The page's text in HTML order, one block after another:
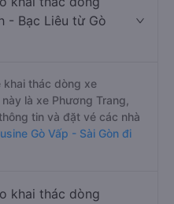
- Bạc Liêu từ Gò
khai thác dòng xe
là xe Phương Trang,
tin và đặt vé các nhà
Gò Vấp - Sài Gòn đi
khai thác dòng